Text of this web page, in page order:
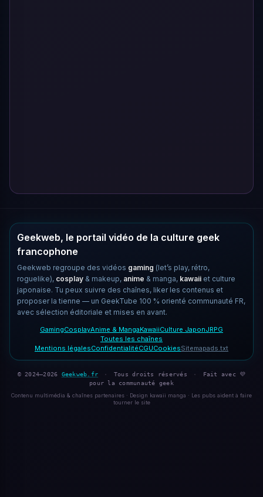
Geekweb, le portail vidéo de la culture geek
francophone
Geekweb regroupe des vidéos gaming (let’s play, rétro,
roguelike), cosplay & makeup, anime & manga, kawaii et culture
japonaise. Tu peux suivre des chaînes, liker les contenus et
proposer la tienne — un GeekTube 100 % orienté communauté FR,
avec sélection éditoriale et mises en avant.
GamingCosplayAnime & MangaKawaiiCulture JaponJRPG
Toutes les chaînes
Mentions légalesConfidentialitéCGUCookiesSitemapads.txt
© 2024–2026 Geekweb.fr · Tous droits réservés ·
Fait avec 💜
pour la communauté geek
Contenu multimédia & chaînes partenaires · Design kawaii manga · Les pubs aident à faire
tourner le site